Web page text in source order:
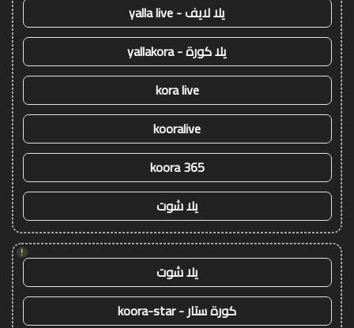
يلا لايف - yalla live
يلا كورة - yallakora
kora live
kooralive
koora 365
يلا شوت
!
يلا شوت
كورة ستار - koora-star